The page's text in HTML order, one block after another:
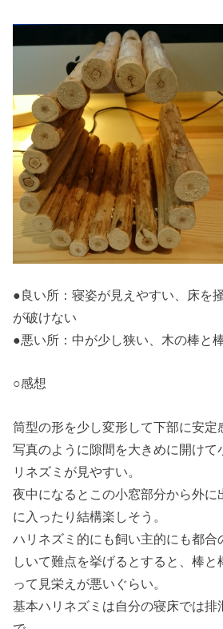
●良い所：寝姿が見えやすい、床を
が破けない
●悪い所：中が少し狭い、木の棒と
○感想
筒型の形を少し変形して下部に安定
写真のように隙間を大きめに開けて
リネズミが見やすい。
夜中になるとこの小窓部分から外に
に入ったり結構楽しそう。
ハリネズミ的にも飼い主的にも都合
しいて難点を挙げるとすると、棒と
って見栄えが悪いぐらい。
基本ハリネズミは自分の寝床では排